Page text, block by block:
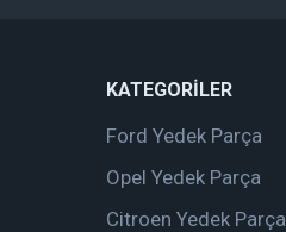
KATEGORİLER
Ford Yedek Parça
Opel Yedek Parça
Citroen Yedek Parça